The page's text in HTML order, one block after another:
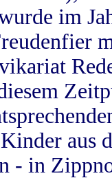
im
aus
- in